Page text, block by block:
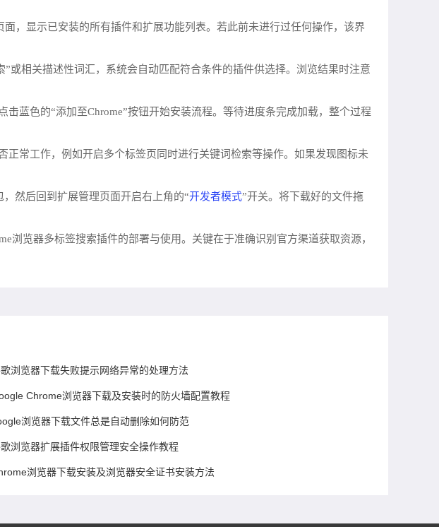
，显示已安装的所有插件和扩展功能列表。若此前未进行过任何操作，该界
或相关描述性词汇，系统会自动匹配符合条件的插件供选择。浏览结果时注意
蓝色的“添加至Chrome”按钮开始安装流程。等待进度条完成加载，整个过程
常工作，例如开启多个标签页同时进行关键词检索等操作。如果发现图标未
然后回到扩展管理页面开启右上角的“开发者模式”开关。将下载好的文件拖
览器多标签搜索插件的部署与使用。关键在于准确识别官方渠道获取资源，
浏览器下载失败提示网络异常的处理方法
Chrome浏览器下载及安装时的防火墙配置教程
浏览器下载文件总是自动删除如何防范
浏览器扩展插件权限管理安全操作教程
浏览器下载安装及浏览器安全证书安装方法